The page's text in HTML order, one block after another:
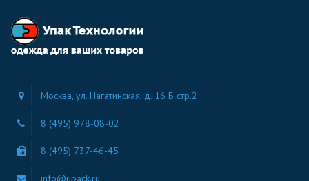
Москва, ул. Нагатинская, д. 16 Б стр.2
8 (495) 978-08-02
8 (495) 737-46-45
info@upack.ru